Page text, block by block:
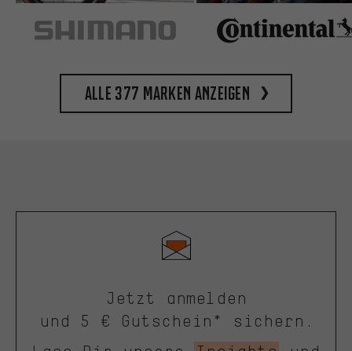
Alle 377 Marken anzeigen
Jetzt anmelden
und 5 € Gutschein* sichern.